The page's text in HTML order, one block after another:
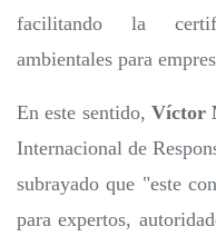
facilitando la
ambientales para
En este sentido, Víctor
Internacional de
subrayado que "este
para expertos,